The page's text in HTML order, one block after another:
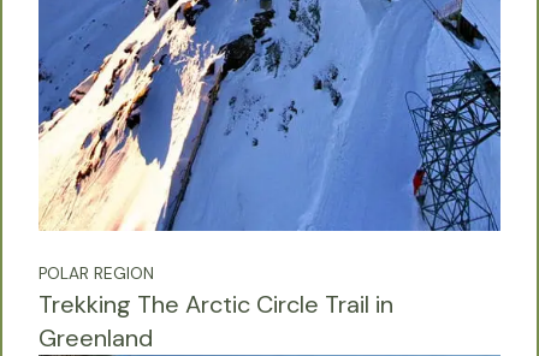
POLAR REGION
Trekking The Arctic Circle Trail in
Greenland